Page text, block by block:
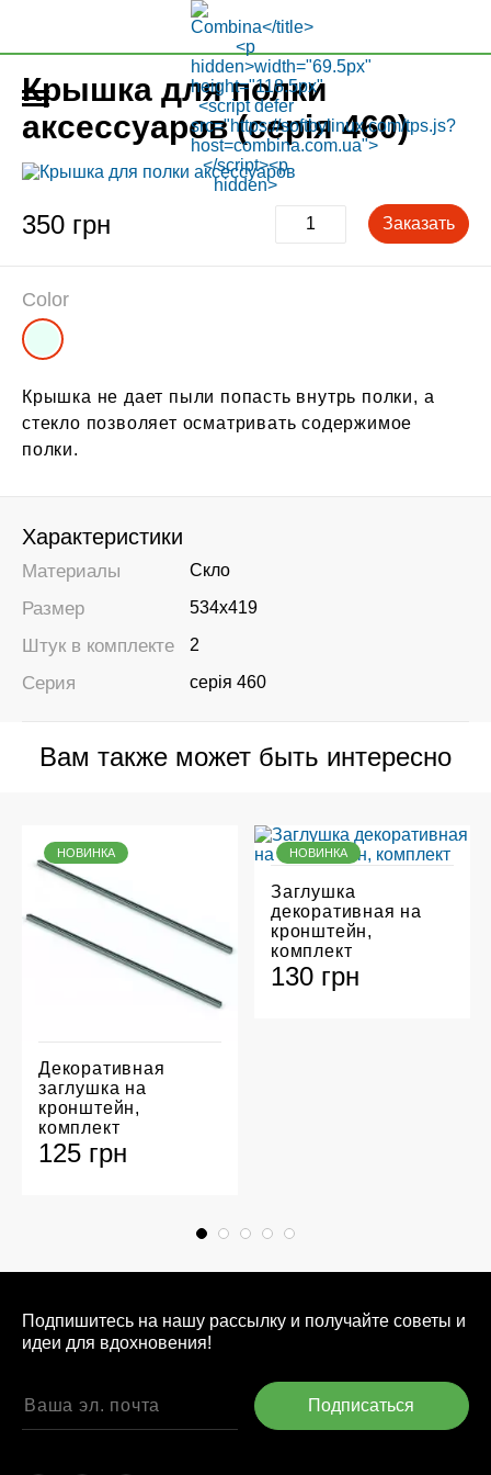
Крышка для полки
аксессуаров (серія 460)
350 грн Заказать
Color
Крышка не дает пыли попасть внутрь полки, а
стекло позволяет осматривать содержимое
полки.
Характеристики
Материалы Скло
Размер 534х419
Штук в комплекте 2
Серия серія 460
Вам также может быть интересно
НОВИНКА
Декоративная
заглушка на
кронштейн,
комплект
125 грн
НОВИНКА
Заглушка
декоративная на
кронштейн,
комплект
130 грн
Подпишитесь на нашу рассылку и получайте советы и
идеи для вдохновения!